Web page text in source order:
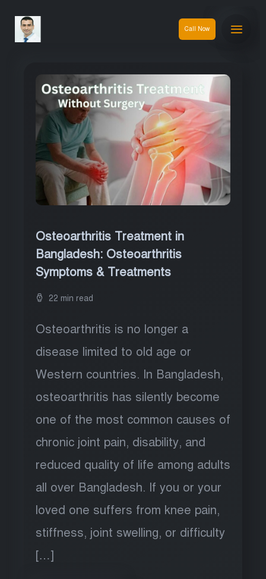
Call Now
Osteoarthritis Treatment in
Bangladesh: Osteoarthritis
Symptoms & Treatments
22 min read
Osteoarthritis is no longer a
disease limited to old age or
Western countries. In Bangladesh,
osteoarthritis has silently become
one of the most common causes of
chronic joint pain, disability, and
reduced quality of life among adults
all over Bangladesh. If you or your
loved one suffers from knee pain,
stiffness, joint swelling, or difficulty
[…]